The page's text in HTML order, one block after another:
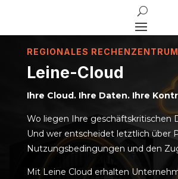
REGIONALES RECHENZENTRUM
Leine-Cloud
Ihre Cloud. Ihre Daten. Ihre
Wo liegen Ihre geschäftskritischen
Und wer entscheidet letztlich über
Nutzungsbedingungen und den
Mit Leine Cloud erhalten